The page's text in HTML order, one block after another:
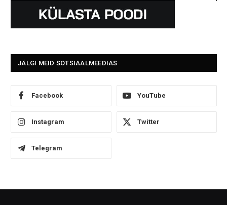
JÄLGI MEID SOTSIAALMEEDIAS
Facebook YouTube
Instagram Twitter
Telegram